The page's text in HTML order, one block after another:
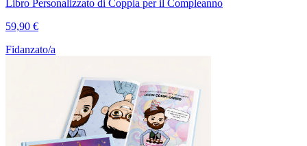
Libro Personalizzato di Coppia per il Compleanno
59,90 €
Fidanzato/a